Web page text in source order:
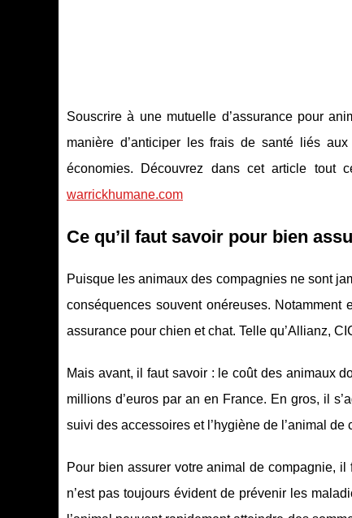
Souscrire à une mutuelle d’assurance pour
manière d’anticiper les frais de santé liés
économies. Découvrez dans cet article
warrickhumane.com
Ce qu’il faut savoir pour bien
Puisque les animaux des compagnies ne sont
conséquences souvent onéreuses.
assurance pour chien et chat. Telle qu’Allianz,
Mais avant, il faut savoir : le coût des animaux
millions d’euros par an en France. En gros, il
suivi des accessoires et l’hygiène de l’animal de
Pour bien assurer votre animal de compagnie,
n’est pas toujours évident de prévenir les